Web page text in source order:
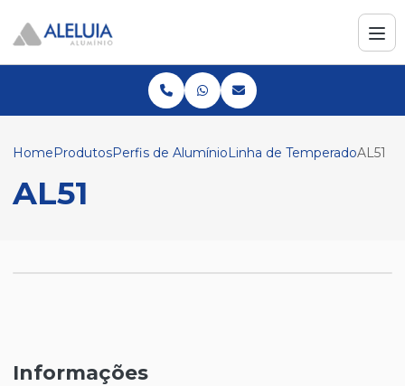
HomeProdutosPerfis de AlumínioLinha de TemperadoAL51
AL51
Informações